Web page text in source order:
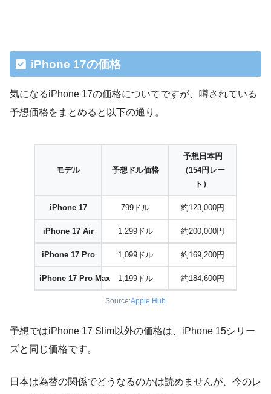
iPhone 17の価格
気になるiPhone 17の価格についてですが、噂されている
予想価格をまとめると以下の通り。
モデル 予想ドル価格
予想日本円
（154円レー
ト）
iPhone 17 799ドル 約123,000円
iPhone 17 Air 1,299ドル 約200,000円
iPhone 17 Pro 1,099ドル 約169,200円
iPhone 17 Pro Max 1,199ドル 約184,600円
Source:Apple Hub
予想ではiPhone 17 Slim以外の価格は、iPhone 15シリー
ズと同じ価格です。
日本は為替の関係でどうなるのかは読めませんが、今のレ